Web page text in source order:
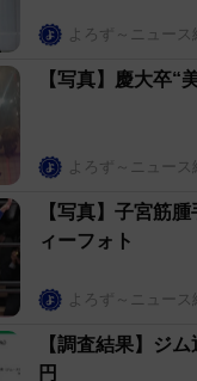
よろず～ニュース
【写真】慶大卒“
よろず～ニュース
【写真】子宮筋
ィーフォト
よろず～ニュース
【調査結果】ジ
円